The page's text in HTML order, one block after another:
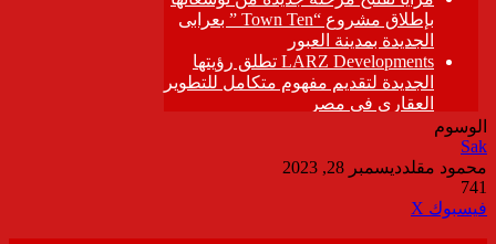
الوسوم
Sak
محمود مقلدديسمبر 28, 2023
741
فيسبوك ‫X